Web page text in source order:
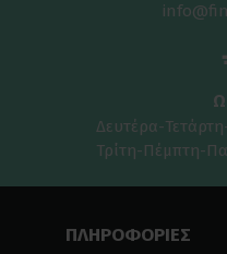
Δευτέρα-
Τρίτη-Πέμπτη-
ΠΛΗΡΟΦΟΡΙΕΣ